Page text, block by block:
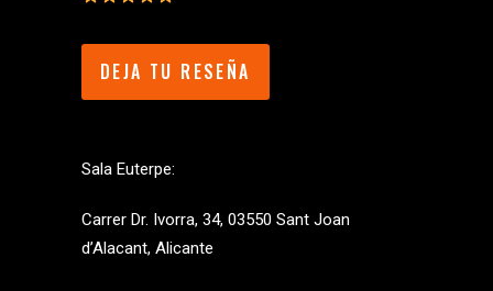
DEJA TU RESEÑA
Sala Euterpe:
Carrer Dr. Ivorra, 34, 03550 Sant Joan
d’Alacant, Alicante